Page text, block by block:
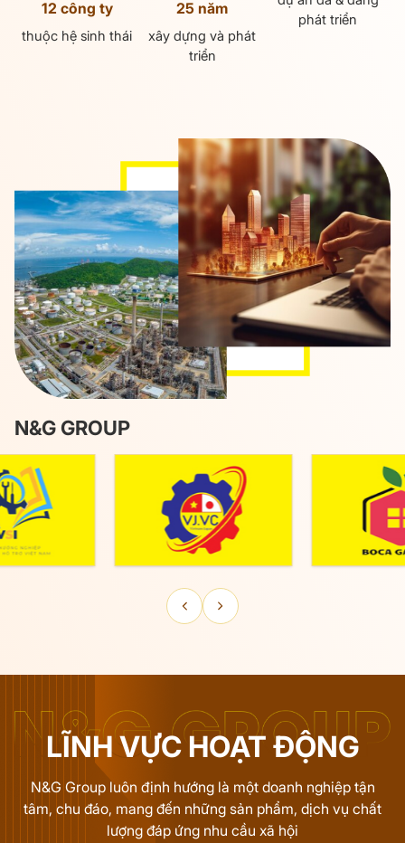
12 công ty
thuộc hệ sinh thái
25 năm
xây dựng và phát
triển
phát triển
N&G GROUP
LĨNH VỰC HOẠT ĐỘNG
N&G Group luôn định hướng là một doanh nghiệp tận
tâm, chu đáo, mang đến những sản phẩm, dịch vụ chất
lượng đáp ứng nhu cầu xã hội